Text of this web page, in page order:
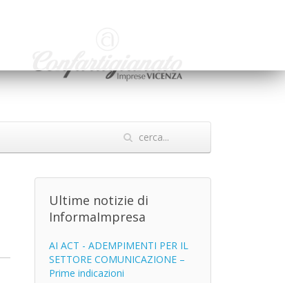
Ultime notizie di
InformaImpresa
AI ACT - ADEMPIMENTI PER IL
SETTORE COMUNICAZIONE –
Prime indicazioni